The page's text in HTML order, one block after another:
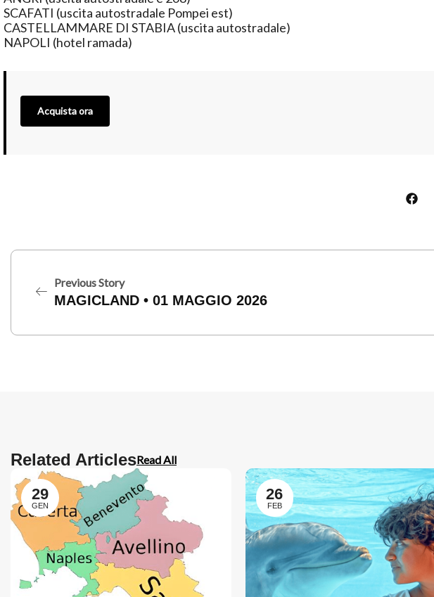
SCAFATI (uscita autostradale Pompei est)
CASTELLAMMARE DI STABIA (uscita autostradale)
NAPOLI (hotel ramada)
Acquista ora
Previous Story
MAGICLAND • 01 MAGGIO 2026
Related ArticlesRead All
29
GEN
26
FEB